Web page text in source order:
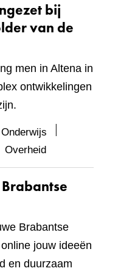
bij
van de
men in Altena in
ontwikkelingen
Overheid
Brabantse
jouw ideeën
en duurzaam